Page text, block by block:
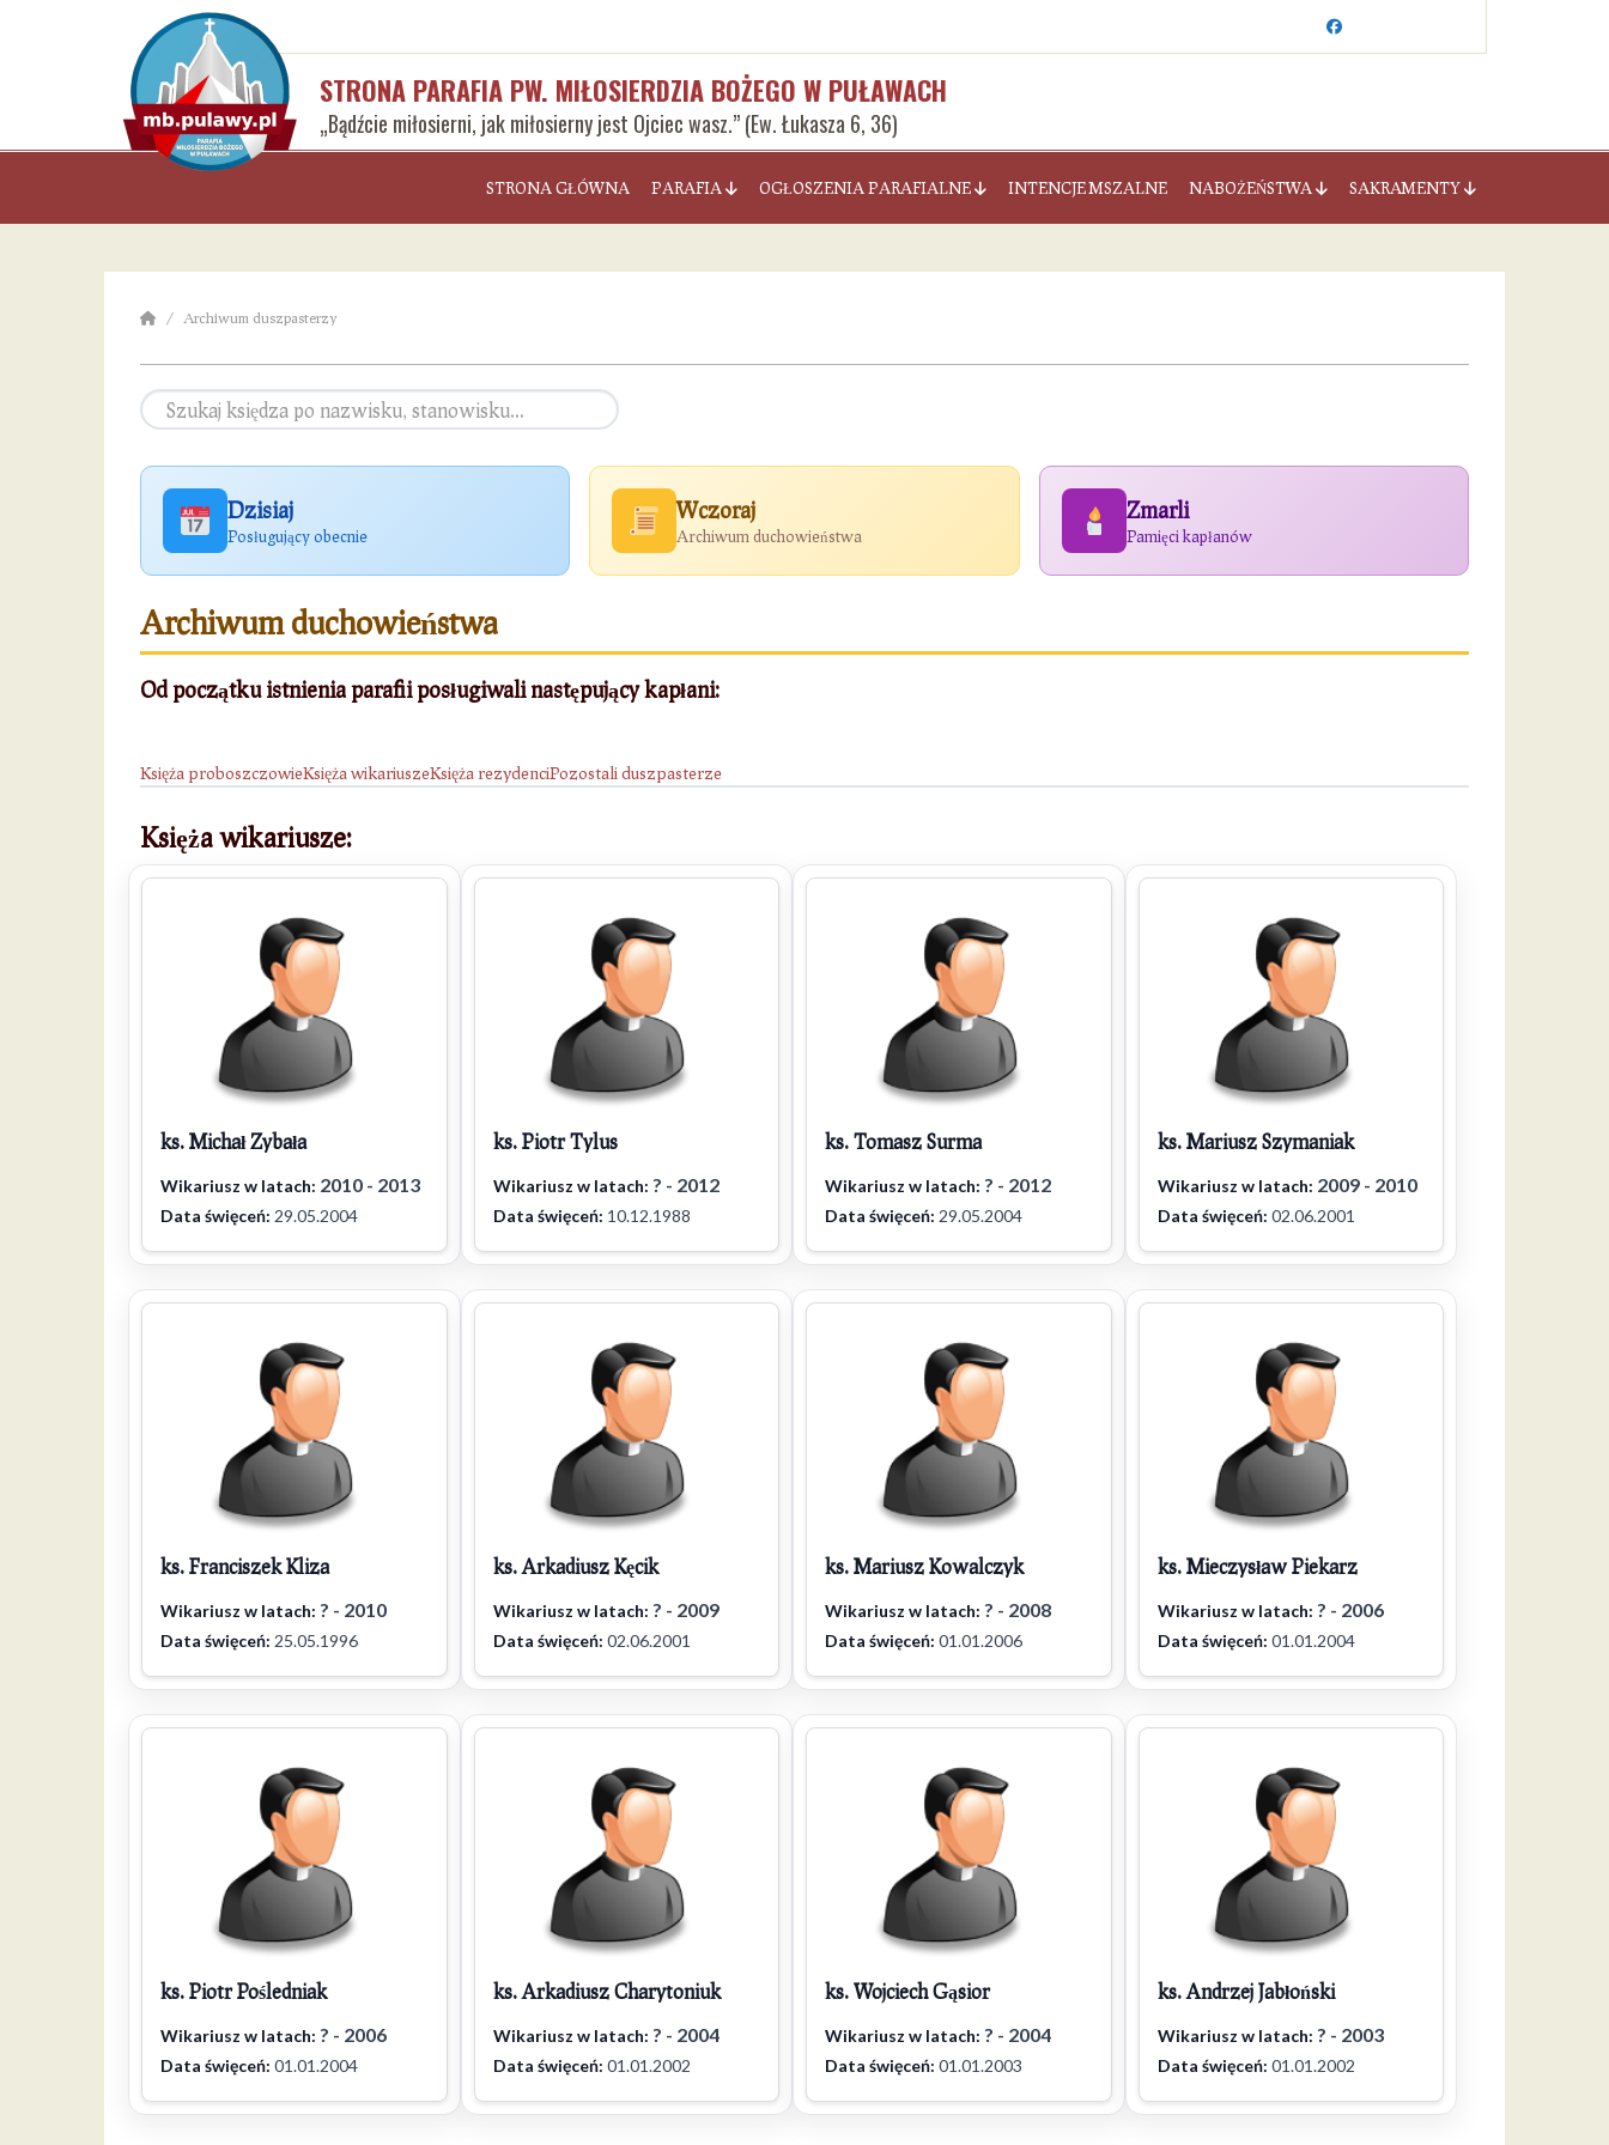
STRONA PARAFIA PW. MIŁOSIERDZIA BOŻEGO W PUŁAWACH
„Bądźcie miłosierni, jak miłosierny jest Ojciec wasz.” (Ew. Łukasza 6, 36)
STRONA GŁÓWNA PARAFIA OGŁOSZENIA PARAFIALNE INTENCJE MSZALNE NABOŻEŃSTWA SAKRAMENTY
Archiwum duszpasterzy
Dzisiaj
Posługujący obecnie
Wczoraj
Archiwum duchowieństwa
Zmarli
Pamięci kapłanów
Archiwum duchowieństwa
Od początku istnienia parafii posługiwali następujący kapłani:
Księża proboszczowieKsięża wikariuszeKsięża rezydenciPozostali duszpasterze
Księża wikariusze:
ks. Michał Zybała
Wikariusz w latach: 2010 - 2013
Data święceń: 29.05.2004
ks. Piotr Tylus
Wikariusz w latach: ? - 2012
Data święceń: 10.12.1988
ks. Tomasz Surma
Wikariusz w latach: ? - 2012
Data święceń: 29.05.2004
ks. Mariusz Szymaniak
Wikariusz w latach: 2009 - 2010
Data święceń: 02.06.2001
ks. Franciszek Kliza
Wikariusz w latach: ? - 2010
Data święceń: 25.05.1996
ks. Arkadiusz Kęcik
Wikariusz w latach: ? - 2009
Data święceń: 02.06.2001
ks. Mariusz Kowalczyk
Wikariusz w latach: ? - 2008
Data święceń: 01.01.2006
ks. Mieczysław Piekarz
Wikariusz w latach: ? - 2006
Data święceń: 01.01.2004
ks. Piotr Pośledniak
Wikariusz w latach: ? - 2006
Data święceń: 01.01.2004
ks. Arkadiusz Charytoniuk
Wikariusz w latach: ? - 2004
Data święceń: 01.01.2002
ks. Wojciech Gąsior
Wikariusz w latach: ? - 2004
Data święceń: 01.01.2003
ks. Andrzej Jabłoński
Wikariusz w latach: ? - 2003
Data święceń: 01.01.2002